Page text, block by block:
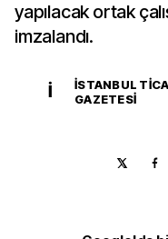
yapılacak ortak
imzalandı.
İ
İSTANBUL
GAZETESI